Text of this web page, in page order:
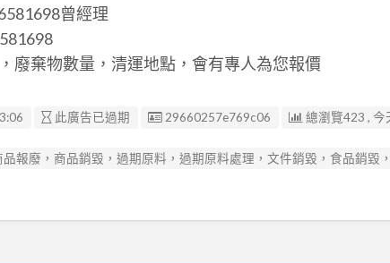
曾經理
廢棄物數量，清運地點，會有專人為您報價
此廣告已過期 廣告编號
29660257e769c06 總瀏覽423 , 今
報廢，商品銷毀，過期原料，過期原料處理，文件銷毀，食品銷毀